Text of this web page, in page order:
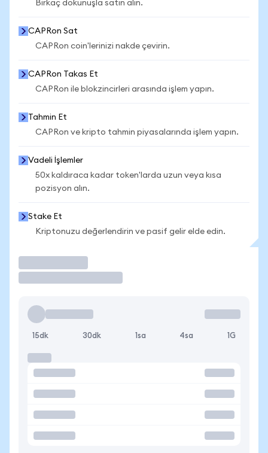
Birkaç dokunuşla satın alın.
CAPRon Sat
CAPRon coin'lerinizi nakde çevirin.
CAPRon Takas Et
CAPRon ile blokzincirleri arasında işlem yapın.
Tahmin Et
CAPRon ve kripto tahmin piyasalarında işlem yapın.
Vadeli İşlemler
50x kaldıraca kadar token'larda uzun veya kısa
pozisyon alın.
Stake Et
Kriptonuzu değerlendirin ve pasif gelir elde edin.
15dk 30dk 1sa 4sa 1G